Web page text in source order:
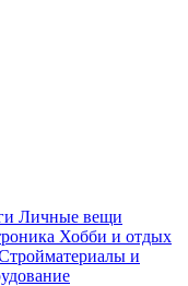
Личные вещи
Хобби и отдых
и